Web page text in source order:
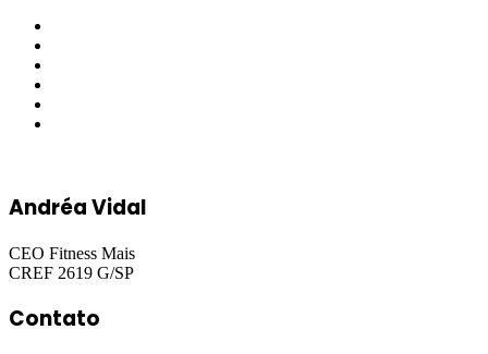
Andréa Vidal
CEO Fitness Mais
CREF 2619 G/SP
Contato